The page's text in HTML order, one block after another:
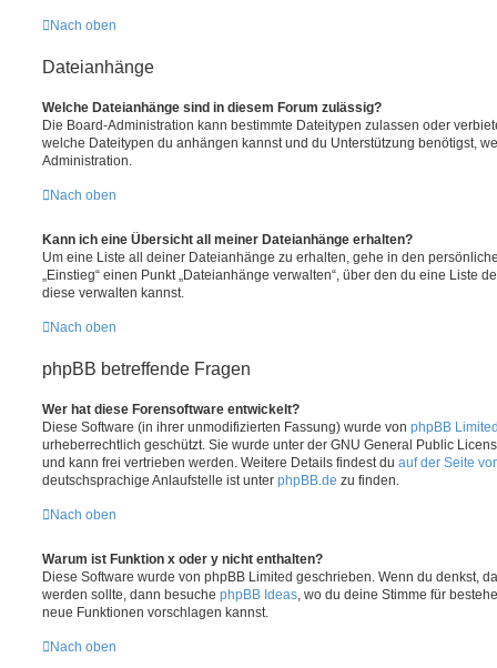
Nach oben
Dateianhänge
Welche Dateianhänge sind in diesem Forum zulässig?
Die Board-Administration kann bestimmte Dateitypen zulassen oder
welche Dateitypen du anhängen kannst und du Unterstützung benötigst,
Administration.
Nach oben
Kann ich eine Übersicht all meiner Dateianhänge erhalten?
Um eine Liste all deiner Dateianhänge zu erhalten, gehe in den
„Einstieg“ einen Punkt „Dateianhänge verwalten“, über den du eine Liste
diese verwalten kannst.
Nach oben
phpBB betreffende Fragen
Wer hat diese Forensoftware entwickelt?
Diese Software (in ihrer unmodifizierten Fassung) wurde von phpBB
urheberrechtlich geschützt. Sie wurde unter der GNU General Public
und kann frei vertrieben werden. Weitere Details findest du auf der Seite
deutschsprachige Anlaufstelle ist unter phpBB.de zu finden.
Nach oben
Warum ist Funktion x oder y nicht enthalten?
Diese Software wurde von phpBB Limited geschrieben. Wenn du denkst,
werden sollte, dann besuche phpBB Ideas , wo du deine Stimme für
neue Funktionen vorschlagen kannst.
Nach oben